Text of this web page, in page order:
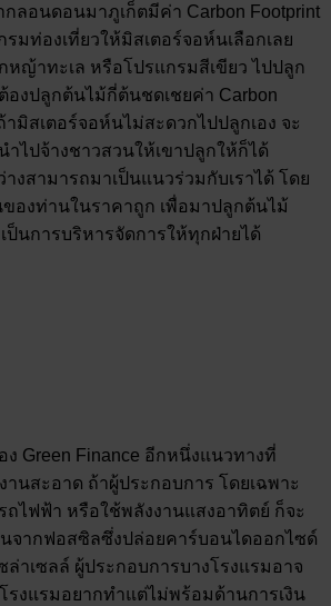
กลอนดอนมาภูเก็ตมีค่า Carbon Footprint
รมท่องเที่ยวให้มิสเตอร์จอห์นเลือกเลย
หญ้าทะเล หรือโปรแกรมสีเขียว ไปปลูก
องปลูกต้นไม้กี่ต้นชดเชยค่า Carbon
ามิสเตอร์จอห์นไม่สะดวกไปปลูกเอง จะ
ำไปจ้างชาวสวนให้เขาปลูกให้ก็ได้
งสามารถมาเป็นแนวร่วมกับเราได้ โดย
ของท่านในราคาถูก เพื่อมาปลูกต้นไม้
ป็นการบริหารจัดการให้ทุกฝ่ายได้
อง Green Finance อีกหนึ่งแนวทางที่
นสะอาด ถ้าผู้ประกอบการ โดยเฉพาะ
ถไฟฟ้า หรือใช้พลังงานแสงอาทิตย์ ก็จะ
จากฟอสซิลซึ่งปล่อยคาร์บอนไดออกไซด์
าเซลล์ ผู้ประกอบการบางโรงแรมอาจ
รงแรมอยากทำแต่ไม่พร้อมด้านการเงิน